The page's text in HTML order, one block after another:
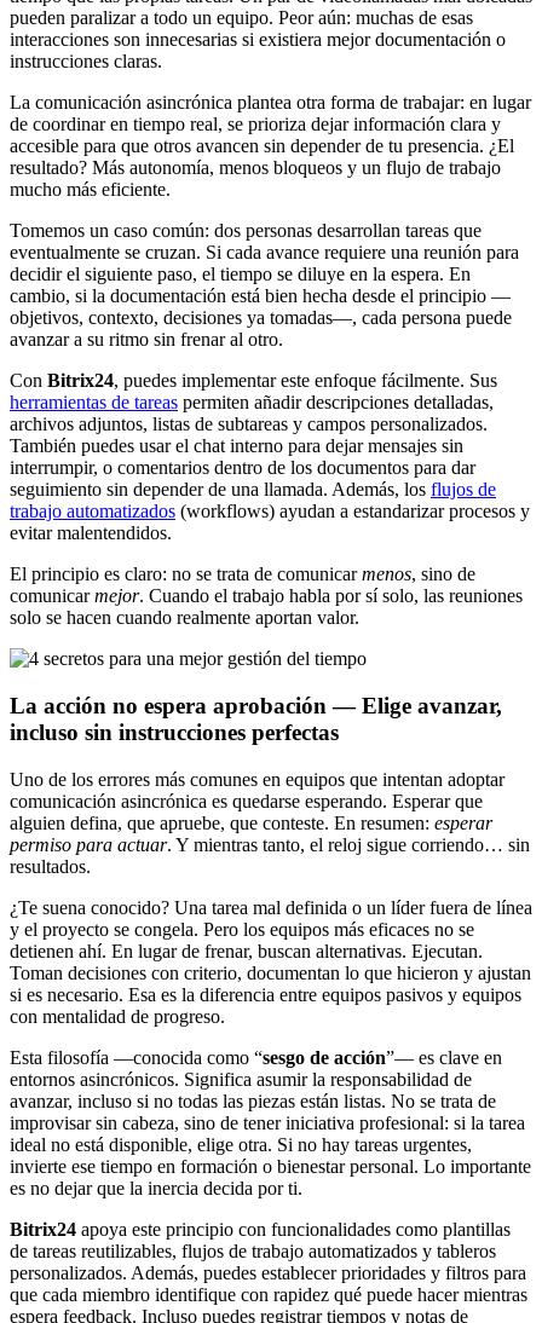
pueden paralizar a todo un equipo. Peor aún: muchas de esas
interacciones son innecesarias si existiera mejor documentación o
instrucciones claras.
La comunicación asincrónica plantea otra forma de trabajar: en lugar
de coordinar en tiempo real, se prioriza dejar información clara y
accesible para que otros avancen sin depender de tu presencia. ¿El
resultado? Más autonomía, menos bloqueos y un flujo de trabajo
mucho más eficiente.
Tomemos un caso común: dos personas desarrollan tareas que
eventualmente se cruzan. Si cada avance requiere una reunión para
decidir el siguiente paso, el tiempo se diluye en la espera. En
cambio, si la documentación está bien hecha desde el principio —
objetivos, contexto, decisiones ya tomadas—, cada persona puede
avanzar a su ritmo sin frenar al otro.
Con Bitrix24, puedes implementar este enfoque fácilmente. Sus
herramientas de tareas permiten añadir descripciones detalladas,
archivos adjuntos, listas de subtareas y campos personalizados.
También puedes usar el chat interno para dejar mensajes sin
interrumpir, o comentarios dentro de los documentos para dar
seguimiento sin depender de una llamada. Además, los flujos de
trabajo automatizados (workflows) ayudan a estandarizar procesos y
evitar malentendidos.
El principio es claro: no se trata de comunicarmenos, sino de
comunicarmejor. Cuando el trabajo habla por sí solo, las reuniones
solo se hacen cuando realmente aportan valor.
La acción no espera aprobación — Elige avanzar,
incluso sin instrucciones perfectas
Uno de los errores más comunes en equipos que intentan adoptar
comunicación asincrónica es quedarse esperando. Esperar que
alguien defina, que apruebe, que conteste. En resumen: esperar
permiso para actuar. Y mientras tanto, el reloj sigue corriendo… sin
resultados.
¿Te suena conocido? Una tarea mal definida o un líder fuera de línea
y el proyecto se congela. Pero los equipos más eficaces no se
detienen ahí. En lugar de frenar, buscan alternativas. Ejecutan.
Toman decisiones con criterio, documentan lo que hicieron y ajustan
si es necesario. Esa es la diferencia entre equipos pasivos y equipos
con mentalidad de progreso.
Esta filosofía —conocida como “sesgo de acción”— es clave en
entornos asincrónicos. Significa asumir la responsabilidad de
avanzar, incluso si no todas las piezas están listas. No se trata de
improvisar sin cabeza, sino de tener iniciativa profesional: si la tarea
ideal no está disponible, elige otra. Si no hay tareas urgentes,
invierte ese tiempo en formación o bienestar personal. Lo importante
es no dejar que la inercia decida por ti.
Bitrix24 apoya este principio con funcionalidades como plantillas
de tareas reutilizables, flujos de trabajo automatizados y tableros
personalizados. Además, puedes establecer prioridades y filtros para
que cada miembro identifique con rapidez qué puede hacer mientras
espera feedback. Incluso puedes registrar tiempos y notas de